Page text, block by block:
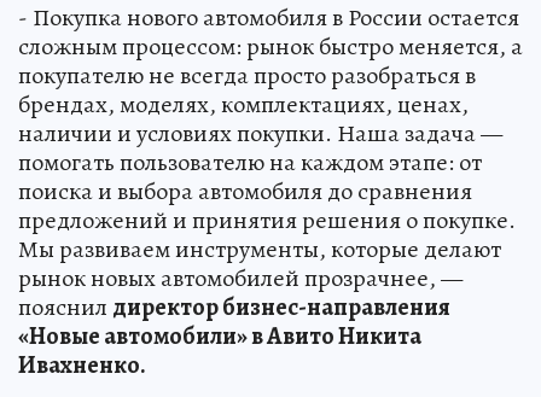
- Покупка нового автомобиля в России остается
сложным процессом: рынок быстро меняется, а
покупателю не всегда просто разобраться в
брендах, моделях, комплектациях, ценах,
наличии и условиях покупки. Наша задача —
помогать пользователю на каждом этапе: от
поиска и выбора автомобиля до сравнения
предложений и принятия решения о покупке.
Мы развиваем инструменты, которые делают
рынок новых автомобилей прозрачнее, —
пояснил директор бизнес-направления
«Новые автомобили» в Авито Никита
Ивахненко.